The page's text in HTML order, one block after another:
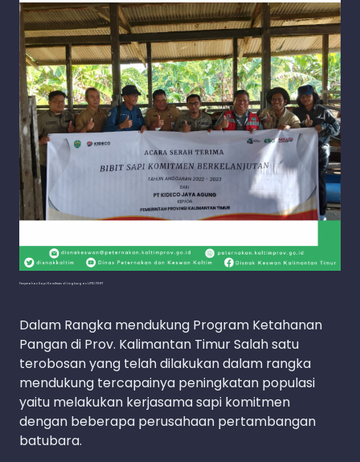
Penyerahan Sapi Komitmen di Lingkungan UPTD PTHPT
Dalam Rangka mendukung Program Ketahanan
Pangan di Prov. Kalimantan Timur Salah satu
terobosan yang telah dilakukan dalam rangka
mendukung tercapainya peningkatan populasi
yaitu melakukan kerjasama sapi komitmen
dengan beberapa perusahaan pertambangan
batubara.